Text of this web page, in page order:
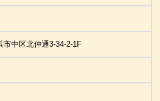
中区北仲通3-34-2-1F